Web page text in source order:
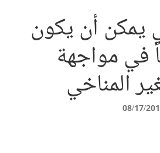
يمكن أن يكون
في مواجهة
المناخي
08/17/